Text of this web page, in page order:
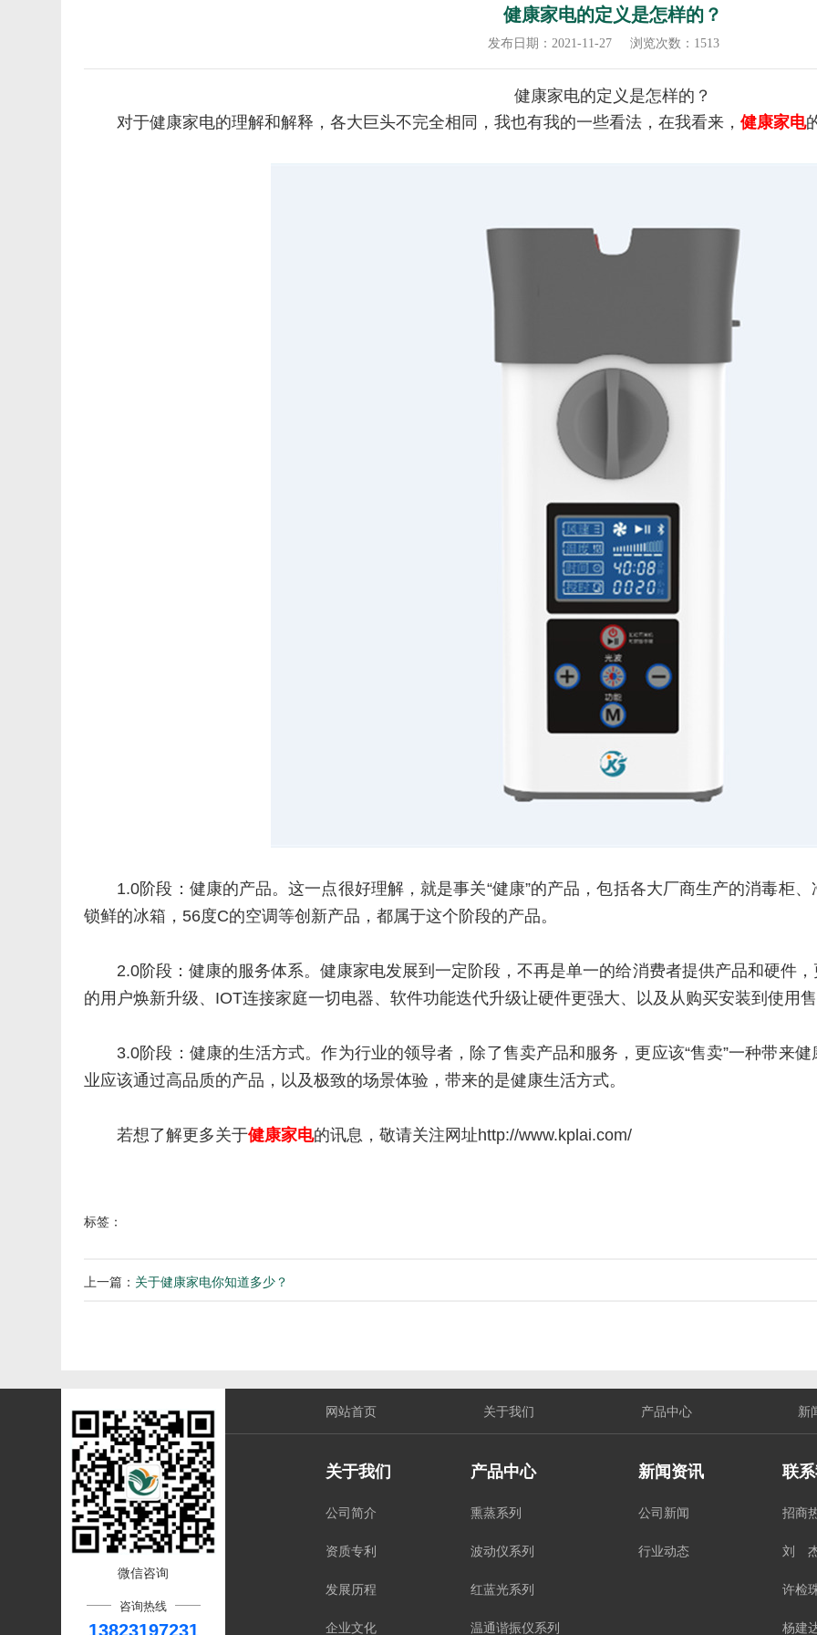
健康家电的定义是怎样的？
发布日期：2021-11-27 浏览次数：1513
健康家电的定义是怎样的？
对于健康家电的理解和解释，各大巨头不完全相同，我也有我的一些看法，在我看来，健康家电
1.0阶段：健康的产品。这一点很好理解，就是事关“健康”的产品，包括各大厂商生产的消毒柜
锁鲜的冰箱，56度C的空调等创新产品，都属于这个阶段的产品。
2.0阶段：健康的服务体系。健康家电发展到一定阶段，不再是单一的给消费者提供产品和硬件
的用户焕新升级、IOT连接家庭一切电器、软件功能迭代升级让硬件更强大、以及从购买安装到使用
3.0阶段：健康的生活方式。作为行业的领导者，除了售卖产品和服务，更应该“售卖”一种带来
业应该通过高品质的产品，以及极致的场景体验，带来的是健康生活方式。
若想了解更多关于健康家电的讯息，敬请关注网址http://www.kplai.com/
标签：
上一篇： 关于健康家电你知道多少？
微信咨询
咨询热线
13823197231
网站首页 关于我们 产品中心 新
关于我们
公司简介
资质专利
发展历程
企业文化
产品中心
熏蒸系列
波动仪系列
红蓝光系列
温通谐振仪系列
新闻资讯
公司新闻
行业动态
联
招商
刘
许检
杨建